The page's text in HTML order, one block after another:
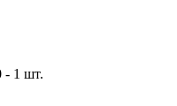
- 1 шт.